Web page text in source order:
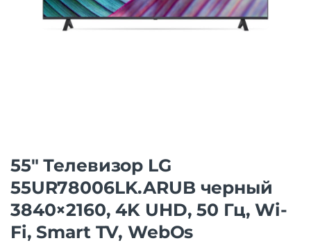
55″ Телевизор LG
55UR78006LK.ARUB черный
3840×2160, 4K UHD, 50 Гц, Wi-
Fi, Smart TV, WebOs